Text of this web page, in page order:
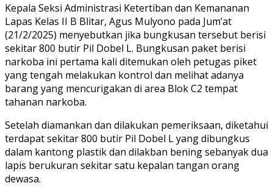
Kepala Seksi Administrasi Ketertiban dan Kemananan
Lapas Kelas II B Blitar, Agus Mulyono pada Jum’at
(21/2/2025) menyebutkan jika bungkusan tersebut berisi
sekitar 800 butir Pil Dobel L. Bungkusan paket berisi
narkoba ini pertama kali ditemukan oleh petugas piket
yang tengah melakukan kontrol dan melihat adanya
barang yang mencurigakan di area Blok C2 tempat
tahanan narkoba.
Setelah diamankan dan dilakukan pemeriksaan, diketahui
terdapat sekitar 800 butir Pil Dobel L yang dibungkus
dalam kantong plastik dan dilakban bening sebanyak dua
lapis berukuran sekitar satu kepalan tangan orang
dewasa.